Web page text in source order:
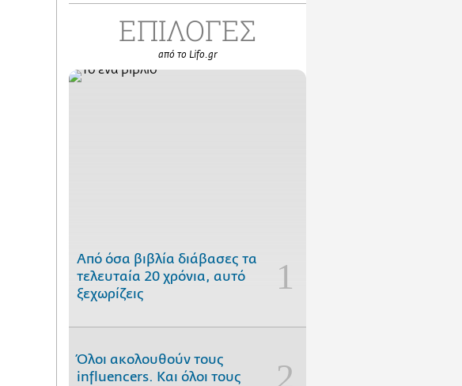
ΕΠΙΛΟΓΕΣ
από το Lifo.gr
Από όσα βιβλία διάβασες τα
τελευταία 20 χρόνια, αυτό
ξεχωρίζεις
Όλοι ακολουθούν τους
influencers. Και όλοι τους